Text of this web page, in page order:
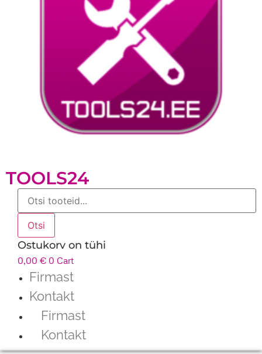
TOOLS24
Products
search
Otsi
Ostukorv on tühi
0,00 € 0 Cart
Firmast
Kontakt
Firmast
Kontakt